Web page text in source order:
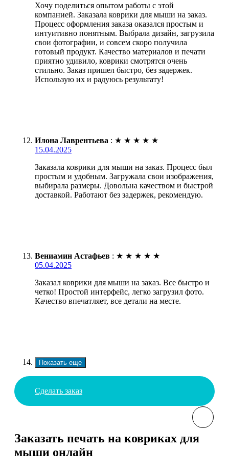
Хочу поделиться опытом работы с этой
компанией. Заказала коврики для мыши на заказ.
Процесс оформления заказа оказался простым и
интуитивно понятным. Выбрала дизайн, загрузила
свои фотографии, и совсем скоро получила
готовый продукт. Качество материалов и печати
приятно удивило, коврики смотрятся очень
стильно. Заказ пришел быстро, без задержек.
Использую их и радуюсь результату!
Илона Лаврентьева : ★ ★ ★ ★ ★
15.04.2025
Заказала коврики для мыши на заказ. Процесс был
простым и удобным. Загружала свои изображения,
выбирала размеры. Довольна качеством и быстрой
доставкой. Работают без задержек, рекомендую.
Вениамин Астафьев : ★ ★ ★ ★ ★
05.04.2025
Заказал коврики для мыши на заказ. Все быстро и
четко! Простой интерфейс, легко загрузил фото.
Качество впечатляет, все детали на месте.
Показать еще
Сделать заказ
Заказать печать на ковриках для
мыши онлайн